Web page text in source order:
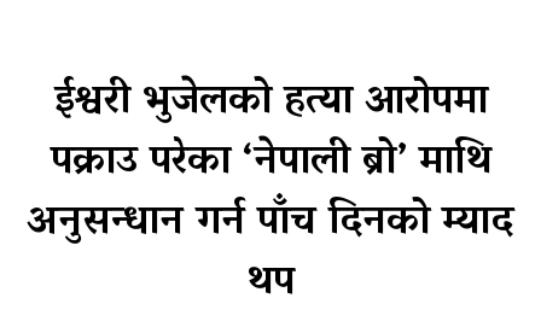
ईश्वरी भुजेलको हत्या आरोपमा
पक्राउ परेका ‘नेपाली ब्रो’ माथि
अनुसन्धान गर्न पाँच दिनको म्याद
थप